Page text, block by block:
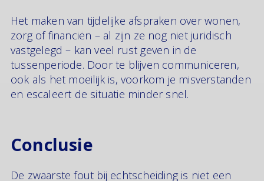
Het maken van tijdelijke afspraken over wonen,
zorg of financiën – al zijn ze nog niet juridisch
vastgelegd – kan veel rust geven in de
tussenperiode. Door te blijven communiceren,
ook als het moeilijk is, voorkom je misverstanden
en escaleert de situatie minder snel.
Conclusie
De zwaarste fout bij echtscheiding is niet een